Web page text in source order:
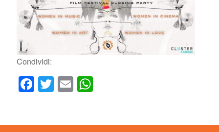
Condividi:
Facebook
Twitter
EmailWhatsApp